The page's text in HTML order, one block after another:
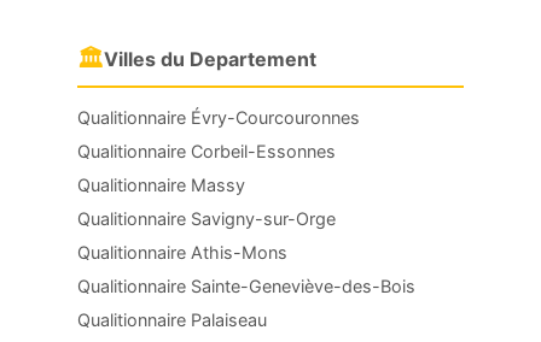
🏛Villes du Departement
Qualitionnaire Évry-Courcouronnes
Qualitionnaire Corbeil-Essonnes
Qualitionnaire Massy
Qualitionnaire Savigny-sur-Orge
Qualitionnaire Athis-Mons
Qualitionnaire Sainte-Geneviève-des-Bois
Qualitionnaire Palaiseau